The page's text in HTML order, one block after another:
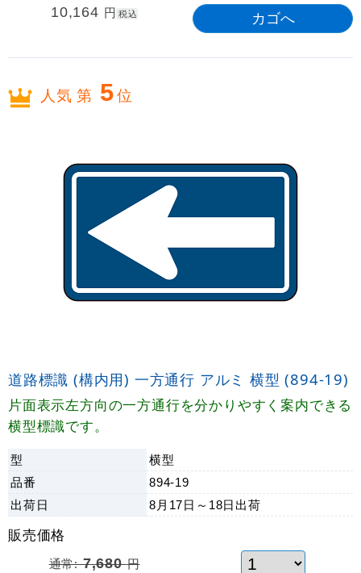
10,164 円 税込
人気 第 5位
道路標識 (構内用) 一方通行 アルミ 横型 (894-19)
片面表示左方向の一方通行を分かりやすく案内できる
横型標識です。
型
横型
品番
894-19
出荷日 8月17日～18日 出荷
販売価格
通常:7,680円